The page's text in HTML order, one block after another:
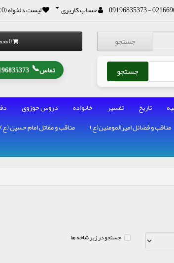
02166966905 حساب کاربری لیست دلخواه (0)
جستجو
جستجو
0 محصول - 0 تومان
تماس📞
تاریخ تفسیر خانواده دروس حوزوی
مناقب و فضائل امیرالمومنین(ع) مناقب و مقاتل امام حسین (ع)
جستجو در زیر شاخه ها